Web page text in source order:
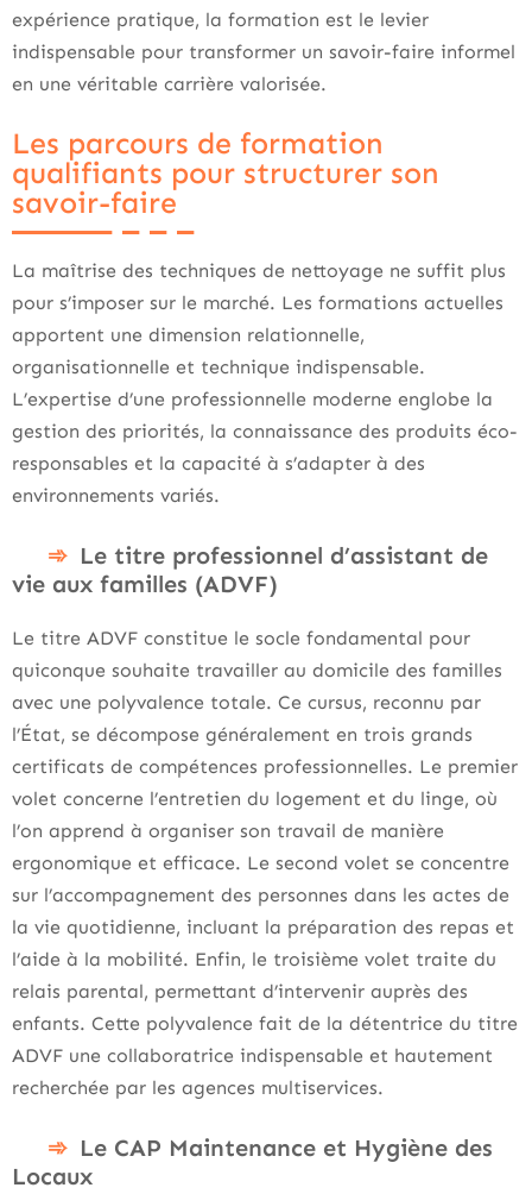
expérience pratique, la formation est le levier
indispensable pour transformer un savoir-faire informel
en une véritable carrière valorisée.
Les parcours de formation
qualifiants pour structurer son
savoir-faire
La maîtrise des techniques de nettoyage ne suffit plus
pour s’imposer sur le marché. Les formations actuelles
apportent une dimension relationnelle,
organisationnelle et technique indispensable.
L’expertise d’une professionnelle moderne englobe la
gestion des priorités, la connaissance des produits éco-
responsables et la capacité à s’adapter à des
environnements variés.
Le titre professionnel d’assistant de
vie aux familles (ADVF)
Le titre ADVF constitue le socle fondamental pour
quiconque souhaite travailler au domicile des familles
avec une polyvalence totale. Ce cursus, reconnu par
l’État, se décompose généralement en trois grands
certificats de compétences professionnelles. Le premier
volet concerne l’entretien du logement et du linge, où
l’on apprend à organiser son travail de manière
ergonomique et efficace. Le second volet se concentre
sur l’accompagnement des personnes dans les actes de
la vie quotidienne, incluant la préparation des repas et
l’aide à la mobilité. Enfin, le troisième volet traite du
relais parental, permettant d’intervenir auprès des
enfants. Cette polyvalence fait de la détentrice du titre
ADVF une collaboratrice indispensable et hautement
recherchée par les agences multiservices.
Le CAP Maintenance et Hygiène des
Locaux